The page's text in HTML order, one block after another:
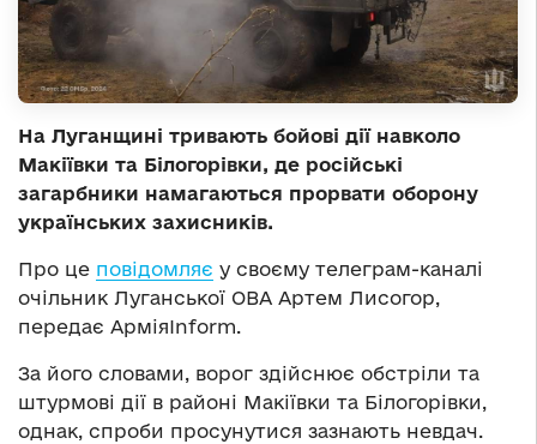
На Луганщині тривають бойові дії навколо
Макіївки та Білогорівки, де російські
загарбники намагаються прорвати оборону
українських захисників.
Про це повідомляє у своєму телеграм-каналі
очільник Луганської ОВА Артем Лисогор,
передає АрміяInform.
За його словами, ворог здійснює обстріли та
штурмові дії в районі Макіївки та Білогорівки,
однак, спроби просунутися зазнають невдач.